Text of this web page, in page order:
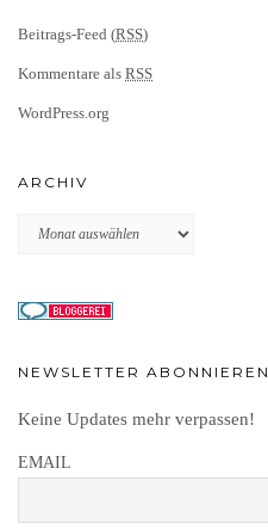
Beitrags-Feed (RSS)
Kommentare als RSS
WordPress.org
ARCHIV
Archiv
NEWSLETTER ABONNIEREN
Keine Updates mehr verpassen!
EMAIL